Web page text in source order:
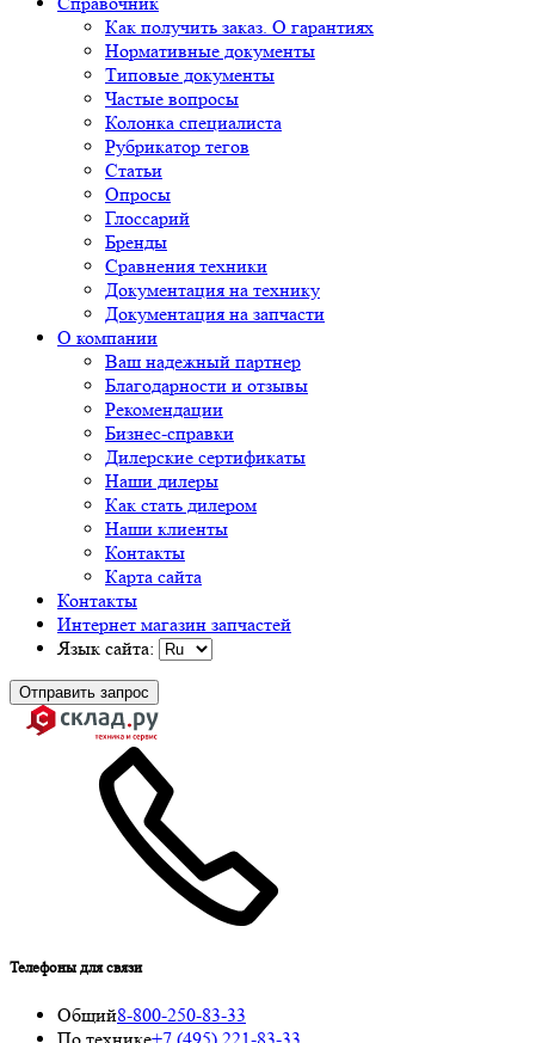
Как получить заказ. О гарантиях
Нормативные документы
Типовые документы
Частые вопросы
Колонка специалиста
Рубрикатор тегов
Статьи
Опросы
Глоссарий
Бренды
Сравнения техники
Документация на технику
Документация на запчасти
О компании
Ваш надежный партнер
Благодарности и отзывы
Рекомендации
Бизнес-справки
Дилерские сертификаты
Наши дилеры
Как стать дилером
Наши клиенты
Контакты
Карта сайта
Контакты
Интернет магазин запчастей
Язык сайта:
Отправить запрос
Телефоны для связи
Общий8-800-250-83-33